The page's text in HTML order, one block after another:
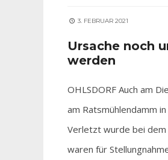
3. FEBRUAR 2021
Ursache noch
werden
OHLSDORF Auch am
am Ratsmühlendamm
Verletzt wurde bei dem
waren für